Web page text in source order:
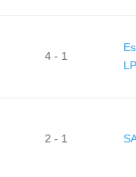
4 - 1
LP
2 - 1